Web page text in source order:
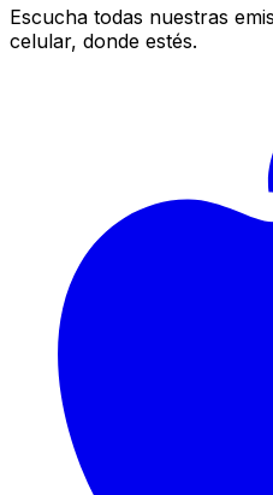
Escucha todas nuestras
celular, donde estés.